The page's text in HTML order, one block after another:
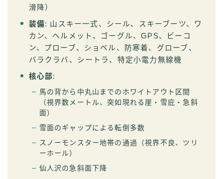
滑降）
装備: 山スキー一式、シール、スキーブーツ、ワ
カン、ヘルメット、ゴーグル、GPS、ビーコ
ン、プローブ、ショベル、防寒着、グローブ、
バラクラバ、シートラ、特定小電力無線機
核心部:
馬の背から中丸山までのホワイトアウト区間
（視界数メートル、突如現れる崖・雪庇・急斜
面）
雪面のギャップによる転倒多数
スノーモンスター地帯の通過（視界不良、ツリ
ーホール）
仙人沢の急斜面下降